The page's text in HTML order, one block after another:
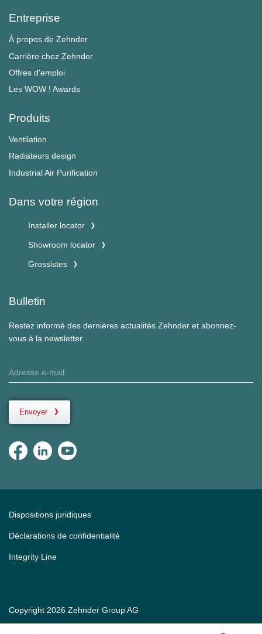
Entreprise
À propos de Zehnder
Carrière chez Zehnder
Offres d'emploi
Les WOW ! Awards
Produits
Ventilation
Radiateurs design
Industrial Air Purification
Dans votre région
Installer locator
Showroom locator
Grossistes
Bulletin
Restez informé des dernières actualités Zehnder et abonnez-
vous à la newsletter.
Envoyer
Copyright 2026 Zehnder Group AG
Dispositions juridiques
Déclarations de confidentialité
Integrity Line